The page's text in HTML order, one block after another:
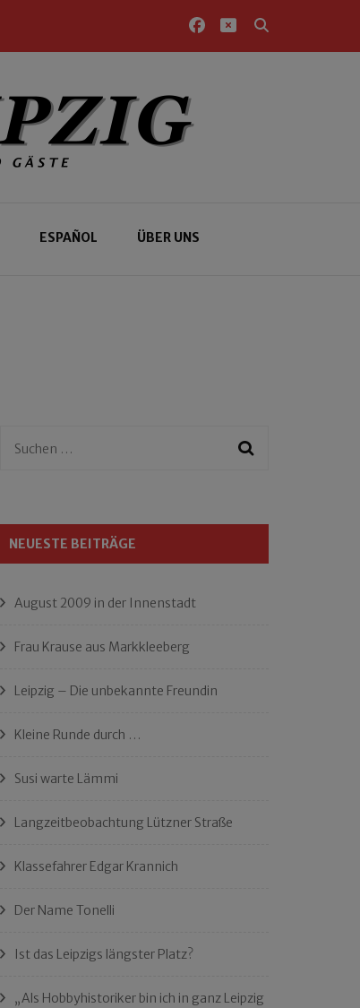
ESPAÑOL ÜBER UNS
Suchen
NEUESTE BEITRÄGE
August 2009 in der Innenstadt
Frau Krause aus Markkleeberg
Leipzig – Die unbekannte Freundin
Kleine Runde durch …
Susi warte Lämmi
Langzeitbeobachtung Lützner Straße
Klassefahrer Edgar Krannich
Der Name Tonelli
Ist das Leipzigs längster Platz?
„Als Hobbyhistoriker bin ich in ganz Leipzig